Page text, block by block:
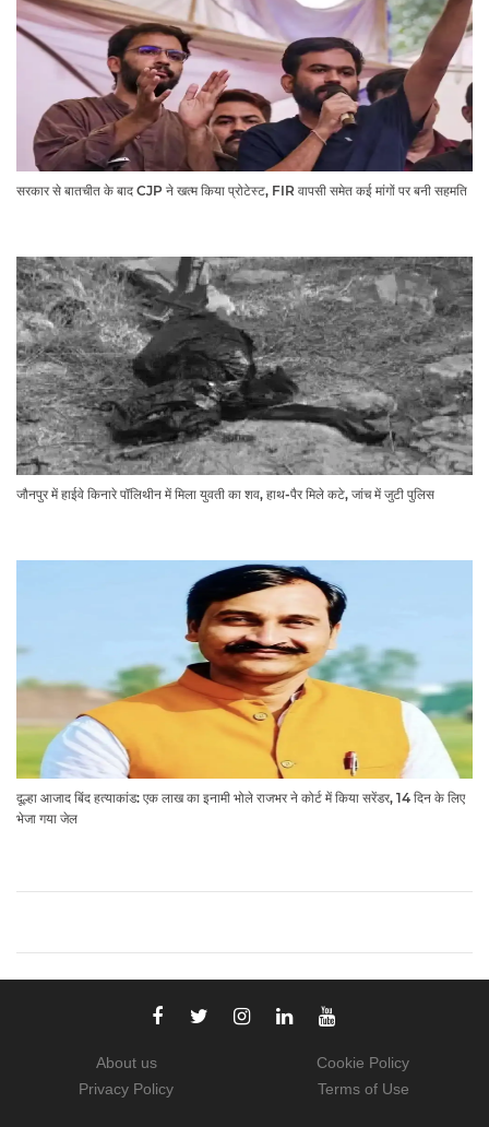
सरकार से बातचीत के बाद CJP ने खत्म किया प्रोटेस्ट, FIR वापसी समेत कई मांगों पर बनी सहमति
जौनपुर में हाईवे किनारे पॉलिथीन में मिला युवती का शव, हाथ-पैर मिले कटे, जांच में जुटी पुलिस
दूल्हा आजाद बिंद हत्याकांड: एक लाख का इनामी भोले राजभर ने कोर्ट में किया सरेंडर, 14 दिन के लिए
भेजा गया जेल
About us
Privacy Policy
Cookie Policy
Terms of Use